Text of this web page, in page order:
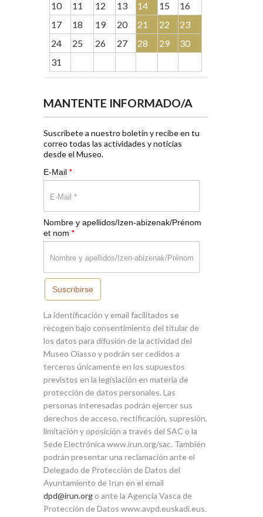
10 11 12 13 14 15
16
17
18 19 20 21 22
23
24
25 26 27 28 29
30
31
MANTENTE INFORMADO/A
Suscríbete a nuestro boletín y recibe en tu
correo todas las actividades y noticias
desde el Museo.
E-Mail *
Nombre y apellidos/Izen-abizenak/Prénom
et nom *
Suscribirse
La identificación y email facilitados se
recogen bajo consentimiento del titular de
los datos para difusión de la actividad del
Museo Oiasso y podrán ser cedidos a
terceros únicamente en los supuestos
previstos en la legislación en materia de
protección de datos personales. Las
personas interesadas podrán ejercer sus
derechos de acceso, rectificación, supresión,
limitación y oposición a través del SAC o la
Sede Electrónica www.irun.org/sac. También
podrán presentar una reclamación ante el
Delegado de Protección de Datos del
Ayuntamiento de Irun en el email
dpd@irun.org o ante la Agencia Vasca de
Protección de Datos www.avpd.euskadi.eus.